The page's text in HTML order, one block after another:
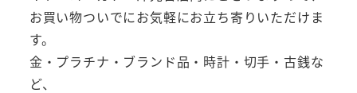
お買い物ついでにお気軽にお立ち寄りいただけま
す。
金・プラチナ・ブランド品・時計・切手・古銭な
ど、